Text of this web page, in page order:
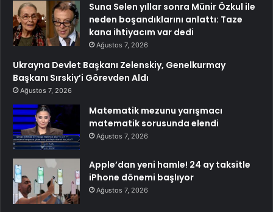
Suna Selen yıllar sonra Münir Özkul ile
neden boşandıklarını anlattı: Taze
kana ihtiyacım var dedi
Ağustos 7, 2026
Ukrayna Devlet Başkanı Zelenskiy, Genelkurmay
Başkanı Sırskiy’i Görevden Aldı
Ağustos 7, 2026
Matematik mezunu yarışmacı
matematik sorusunda elendi
Ağustos 7, 2026
Apple’dan yeni hamle! 24 ay taksitle
iPhone dönemi başlıyor
Ağustos 7, 2026